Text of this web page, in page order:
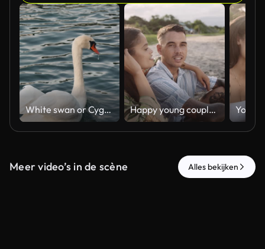
White swan or Cygnus olor floating on the lake Happy young couple sitting talking on beach
Meer video’s in de scène Alles bekijken